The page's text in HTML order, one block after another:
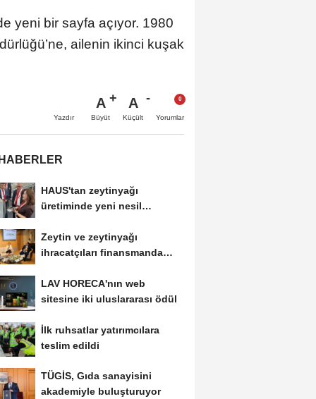
yeni bir sayfa açıyor. 1980
ailenin ikinci kuşak
Yazdır
A
Büyüt
A
Küçült Yorumlar
HAUS'tan zeytinyağı
üretiminde yeni nesil
Zeytin ve zeytinyağı
ihracatçıları finansmanda
LAV HORECA'nın web
sitesine iki uluslararası ödül
İlk ruhsatlar yatırımcılara
teslim edildi
TÜGİS, Gıda sanayisini
akademiyle buluşturuyor